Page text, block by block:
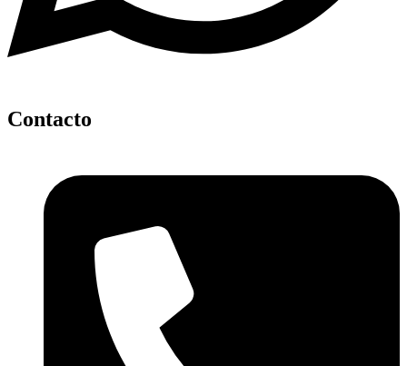
Contacto